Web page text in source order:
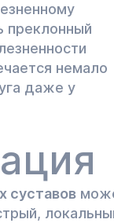
преклонный
немало
даже у
суставов